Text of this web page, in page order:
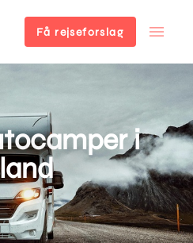
Få rejseforslag
i